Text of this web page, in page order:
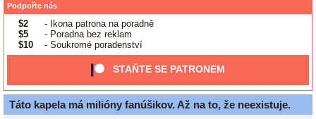
Podpořte nás
$2
- Ikona patrona na poradně
$5
- Poradna bez reklam
$10
- Soukromé poradenství
STAŇTE SE PATRONEM
Táto kapela má milióny fanúšikov. Až na to, že neexistuje.